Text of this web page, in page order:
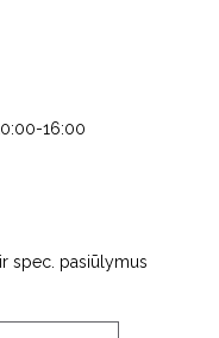
16:00
spec. pasiūlymus